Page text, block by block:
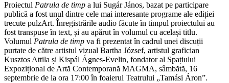
Proiectul Patrula de timp a lui Sugár János, bazat pe participare
publică a fost unul dintre cele mai interesante programe ale ediției
trecute pulzArt. Înregistrările audio făcute în timpul proiectului au
fost transpuse în text, și au apărut în volumul cu același titlu.
Volumul Patrula de timp va fi prezentat în cadrul unei discuții
purtate de către artistul vizual Bartha József, artistul grafician
Kusztos Attila și Kispál Ágnes-Evelin, fondator al Spațiului
Expozițional de Artă Contemporană MAGMA, sâmbătă, 16
septembrie de la ora 17:00 în foaierul Teatrului „Tamási Áron”.